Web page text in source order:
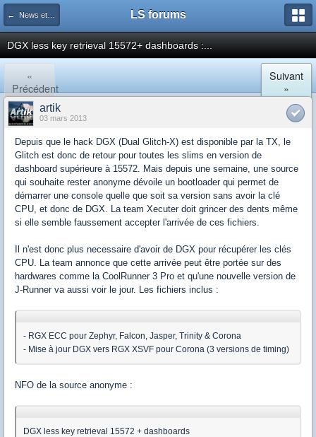
← News et actualités postées sur LS LS forums
DGX less key retrieval 15572+ dashboards :...
«
Précédent
Suivant
»
artik
03 mars 2013
Depuis que le hack DGX (Dual Glitch-X) est disponible par la TX, le
Glitch est donc de retour pour toutes les slims en version de
dashboard supérieure à 15572. Mais depuis une semaine, une source
qui souhaite rester anonyme dévoile un bootloader qui permet de
démarrer une console quelle que soit sa version sans avoir la clé
CPU, et donc de DGX. La team Xecuter doit grincer des dents même
si elle semble faussement accepter l'arrivée de ces fichiers.
Il n'est donc plus necessaire d'avoir de DGX pour récupérer les clés
CPU. La team annonce que cette arrivée peut être portée sur des
hardwares comme la CoolRunner 3 Pro et qu'une nouvelle version de
J-Runner va aussi voir le jour. Les fichiers inclus :
- RGX ECC pour Zephyr, Falcon, Jasper, Trinity & Corona
- Mise à jour DGX vers RGX XSVF pour Corona (3 versions de timing)
NFO de la source anonyme :
DGX less key retrieval 15572 + dashboards